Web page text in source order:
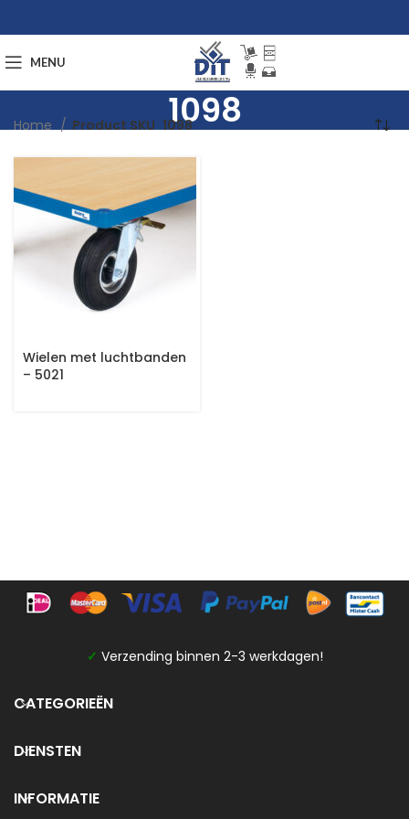
MENU
1098
Home Product SKU 1098
Wielen met luchtbanden
– 5021
✓ Verzending binnen 2-3 werkdagen!
CATEGORIEËN
DIENSTEN
INFORMATIE